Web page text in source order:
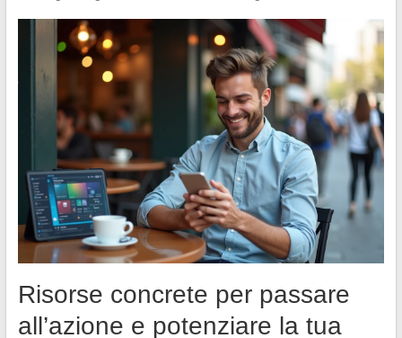
Risorse concrete per passare
all’azione e potenziare la tua